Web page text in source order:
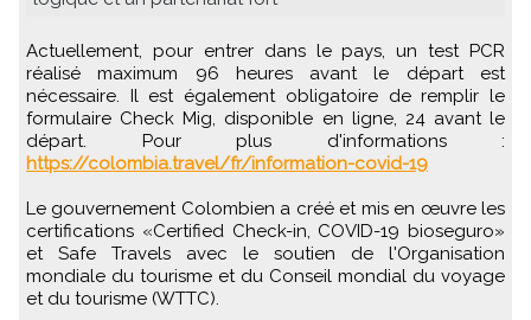
Actuellement, pour entrer dans le pays, un test PCR
réalisé maximum 96 heures avant le départ est
nécessaire. Il est également obligatoire de remplir le
formulaire Check Mig, disponible en ligne, 24 avant le
départ. Pour plus d'informations :
https://colombia.travel/fr/information-covid-19
Le gouvernement Colombien a créé et mis en œuvre les
certifications «Certified Check-in, COVID-19 bioseguro»
et Safe Travels avec le soutien de l'Organisation
mondiale du tourisme et du Conseil mondial du voyage
et du tourisme (WTTC).